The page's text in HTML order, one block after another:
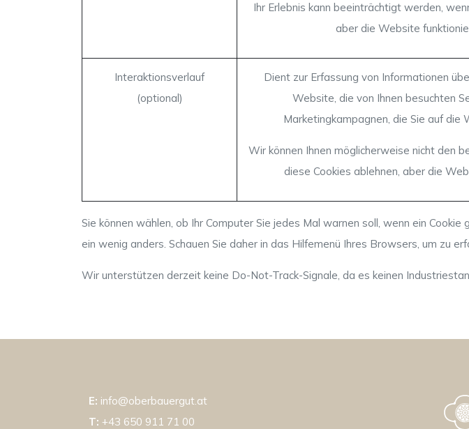
Ihr Erlebnis kann beeinträchtigt werden,
aber die Website
Interaktionsverlauf
(optional)
Dient zur Erfassung von Informationen
Website, die von Ihnen besuchten
Marketingkampagnen, die Sie auf die
Wir können Ihnen möglicherweise nicht den
diese Cookies ablehnen, aber die
Sie können wählen, ob Ihr Computer Sie jedes Mal warnen soll, wenn ein
ein wenig anders. Schauen Sie daher in das Hilfemenü Ihres Browsers, um zu
Wir unterstützen derzeit keine Do-Not-Track-Signale, da es keinen
E: info@oberbauergut.at
T: +43 650 911 71 00